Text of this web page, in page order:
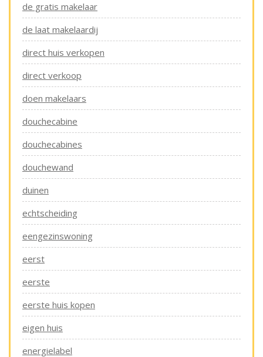
de gratis makelaar
de laat makelaardij
direct huis verkopen
direct verkoop
doen makelaars
douchecabine
douchecabines
douchewand
duinen
echtscheiding
eengezinswoning
eerst
eerste
eerste huis kopen
eigen huis
energielabel